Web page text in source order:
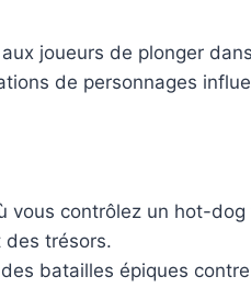
joueurs de plonger
de personnages
vous contrôlez un hot-dog
des trésors.
batailles épiques